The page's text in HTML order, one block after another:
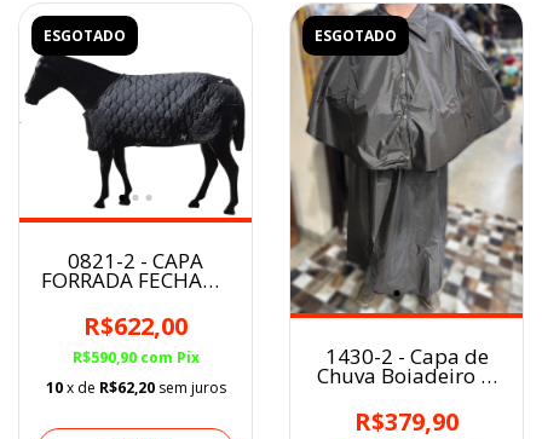
ESGOTADO
0821-2 - CAPA
FORRADA FECHADA
tamanho G
R$622,00
R$590,90 com Pix
10 x de R$62,20 sem juros
ESGOTADO
1430-2 - Capa de
Chuva Boiadeiro c/
Manga - Marrom
R$379,90